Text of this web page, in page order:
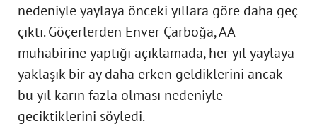
nedeniyle yaylaya önceki yıllara göre daha geç
çıktı. Göçerlerden Enver Çarboğa, AA
muhabirine yaptığı açıklamada, her yıl yaylaya
yaklaşık bir ay daha erken geldiklerini ancak
bu yıl karın fazla olması nedeniyle
geciktiklerini söyledi.